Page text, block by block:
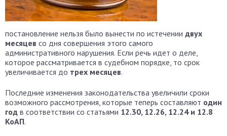
постановление нельзя было вынести по истечении двух
месяцев со дня совершения этого самого
административного нарушения. Если речь идет о деле,
которое рассматривается в судебном порядке, то срок
увеличивается до трех месяцев.
Последние изменения законодательства увеличили сроки
возможного рассмотрения, которые теперь составляют один
год в соответствии со статьями 12.30, 12.26, 12.24 и 12.8
КоАП.